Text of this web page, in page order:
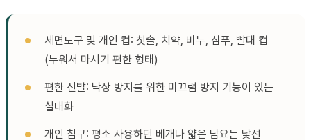
세면도구 및 개인 컵: 칫솔, 치약, 비누, 샴푸, 빨대 컵
(누워서 마시기 편한 형태)
편한 신발: 낙상 방지를 위한 미끄럼 방지 기능이 있는
실내화
개인 침구: 평소 사용하던 베개나 얇은 담요는 낯선